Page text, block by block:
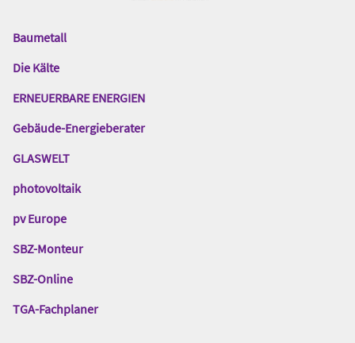
Das
Gentner
Baumetall
Die Kälte
ERNEUERBARE ENERGIEN
Gebäude-Energieberater
GLASWELT
photovoltaik
pv Europe
SBZ-Monteur
SBZ-Online
TGA-Fachplaner